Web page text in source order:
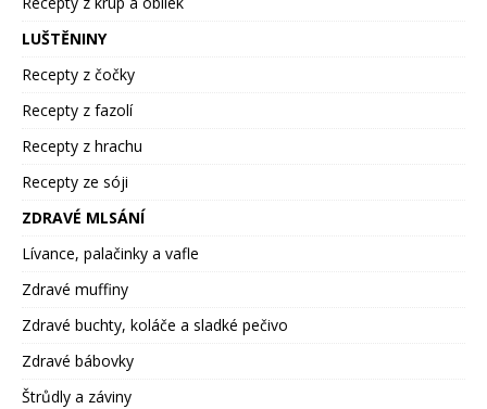
LUŠTĚNINY
Recepty z čočky
Recepty z fazolí
Recepty z hrachu
Recepty ze sóji
ZDRAVÉ MLSÁNÍ
Lívance, palačinky a vafle
Zdravé muffiny
Zdravé buchty, koláče a sladké pečivo
Zdravé bábovky
Štrůdly a záviny